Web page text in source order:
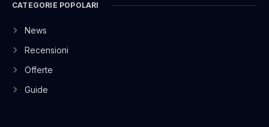
CATEGORIE POPOLARI
News
Recensioni
Offerte
Guide